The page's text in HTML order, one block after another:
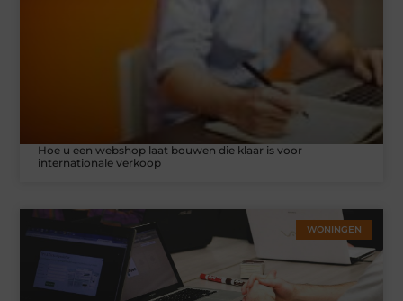
Hoe u een webshop laat bouwen die klaar is voor
internationale verkoop
WONINGEN